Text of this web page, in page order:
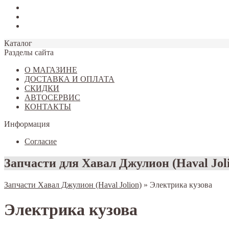
Каталог
Разделы сайта
О МАГАЗИНЕ
ДОСТАВКА И ОПЛАТА
СКИДКИ
АВТОСЕРВИС
КОНТАКТЫ
Информация
Согласие
Запчасти для Хавал Джулион (Haval
Запчасти Хавал Джулион (Haval Jolion) » Электрика кузова
Электрика кузова